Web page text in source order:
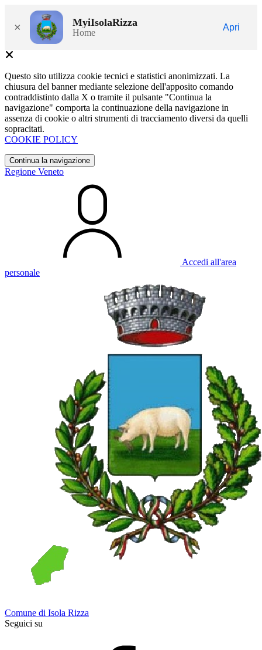
× MyiIsolaRizza
Home
Apri
Questo sito utilizza cookie tecnici e statistici anonimizzati. La
chiusura del banner mediante selezione dell'apposito comando
contraddistinto dalla X o tramite il pulsante "Continua la
navigazione" comporta la continuazione della navigazione in
assenza di cookie o altri strumenti di tracciamento diversi da quelli
sopracitati.
COOKIE POLICY
Continua la navigazione
Regione Veneto
Accedi all'area
personale
Comune di Isola Rizza
Seguici su